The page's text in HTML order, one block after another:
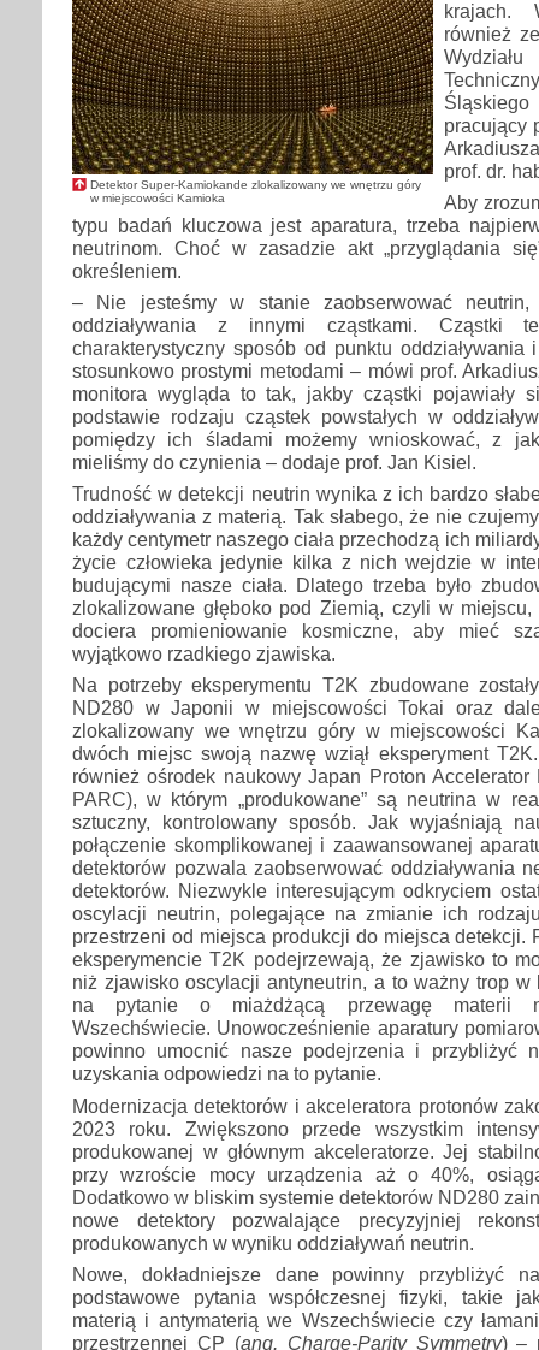
Detektor Super-Kamiokande zlokalizowany we wnętrzu góry
w miejscowości Kamioka
krajach.
również
pracujący
prof. dr.
Aby
typu badań kluczowa jest aparatura, trzeba
neutrinom. Choć w zasadzie akt „przyglądania
określeniem.
– Nie jesteśmy w stanie zaobserwować
oddziaływania z innymi cząstkami. Cząstki
charakterystyczny sposób od punktu oddziaływania
stosunkowo prostymi metodami – mówi prof.
monitora wygląda to tak, jakby cząstki pojawiały
podstawie rodzaju cząstek powstałych w
pomiędzy ich śladami możemy wnioskować, z
mieliśmy do czynienia – dodaje prof. Jan Kisiel.
Trudność w detekcji neutrin wynika z ich bardzo
oddziaływania z materią. Tak słabego, że nie
każdy centymetr naszego ciała przechodzą ich
życie człowieka jedynie kilka z nich wejdzie w
budującymi nasze ciała. Dlatego trzeba było
zlokalizowane głęboko pod Ziemią, czyli w
dociera promieniowanie kosmiczne, aby mieć
wyjątkowo rzadkiego zjawiska.
Na potrzeby eksperymentu T2K zbudowane
ND280 w Japonii w miejscowości Tokai oraz
zlokalizowany we wnętrzu góry w miejscowości
dwóch miejsc swoją nazwę wziął eksperyment
również ośrodek naukowy Japan Proton
PARC), w którym „produkowane” są neutrina w
sztuczny, kontrolowany sposób. Jak wyjaśniają
połączenie skomplikowanej i zaawansowanej
detektorów pozwala zaobserwować oddziaływania
detektorów. Niezwykle interesującym odkryciem
oscylacji neutrin, polegające na zmianie ich
przestrzeni od miejsca produkcji do miejsca detekcji.
eksperymencie T2K podejrzewają, że zjawisko to
niż zjawisko oscylacji antyneutrin, a to ważny trop w
na pytanie o miażdżącą przewagę materii
Wszechświecie. Unowocześnienie aparatury
powinno umocnić nasze podejrzenia i przybliżyć
uzyskania odpowiedzi na to pytanie.
Modernizacja detektorów i akceleratora protonów
2023 roku. Zwiększono przede wszystkim
produkowanej w głównym akceleratorze. Jej
przy wzroście mocy urządzenia aż o 40%,
Dodatkowo w bliskim systemie detektorów ND280
nowe detektory pozwalające precyzyjniej
produkowanych w wyniku oddziaływań neutrin.
Nowe, dokładniejsze dane powinny przybliżyć
podstawowe pytania współczesnej fizyki, takie
materią i antymaterią we Wszechświecie czy
przestrzennej CP (ang. Charge-Parity Symmetry) –